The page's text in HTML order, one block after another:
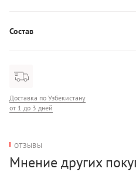
Состав
Доставка по Узбекистану
от 1 до 3 дней
ОТЗЫВЫ
Мнение других